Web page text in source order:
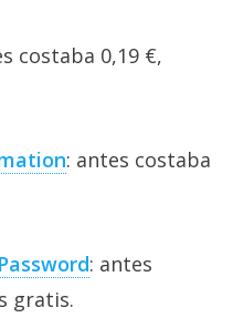
costaba 0,19 €,
: antes costaba
: antes
gratis.